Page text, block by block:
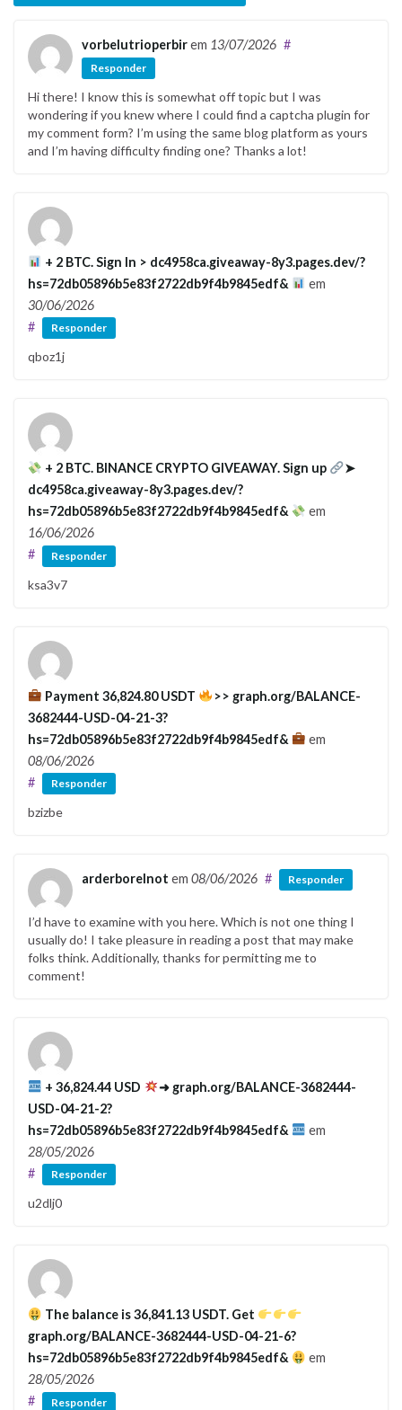
vorbelutrioperbirem 13/07/2026 #
Responder
Hi there! I know this is somewhat off topic but I was
wondering if you knew where I could find a captcha plugin for
my comment form? I’m using the same blog platform as yours
and I’m having difficulty finding one? Thanks a lot!
+ 2 BTC. Sign In > dc4958ca.giveaway-8y3.pages.dev/?
hs=72db05896b5e83f2722db9f4b9845edf&
em
30/06/2026
#
Responder
qboz1j
+ 2 BTC. BINANCE CRYPTO GIVEAWAY. Sign up
➤
dc4958ca.giveaway-8y3.pages.dev/?
hs=72db05896b5e83f2722db9f4b9845edf&
em
16/06/2026
#
Responder
ksa3v7
Payment 36,824.80 USDT
>> graph.org/BALANCE-
3682444-USD-04-21-3?
hs=72db05896b5e83f2722db9f4b9845edf&
em
08/06/2026
#
Responder
bzizbe
arderborelnot em 08/06/2026 # Responder
I’d have to examine with you here. Which is not one thing I
usually do! I take pleasure in reading a post that may make
folks think. Additionally, thanks for permitting me to
comment!
+ 36,824.44 USD
➜ graph.org/BALANCE-3682444-
USD-04-21-2?
hs=72db05896b5e83f2722db9f4b9845edf&
em
28/05/2026
#
Responder
u2dlj0
The balance is 36,841.13 USDT. Get
graph.org/BALANCE-3682444-USD-04-21-6?
hs=72db05896b5e83f2722db9f4b9845edf&
em
28/05/2026
#
Responder